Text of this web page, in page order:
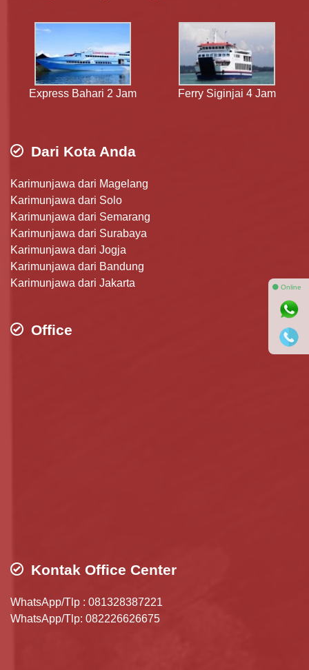
Express Bahari 2 Jam Ferry Siginjai 4 Jam
Dari Kota Anda
Karimunjawa dari Magelang
Karimunjawa dari Solo
Karimunjawa dari Semarang
Karimunjawa dari Surabaya
Karimunjawa dari Jogja
Karimunjawa dari Bandung
Karimunjawa dari Jakarta
Office
Kontak Office Center
WhatsApp/Tlp : 081328387221
WhatsApp/Tlp: 082226626675
⚫ Online